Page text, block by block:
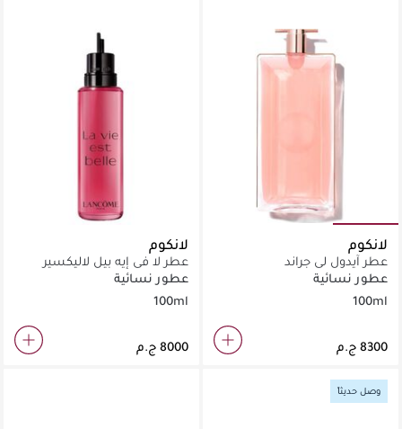
لانكوم
عطر آيدول لي جراند
عطور نسائية
100ml
لانكوم
عطر لا في إيه بيل لاليكسير
إعادة تعبئة
عطور نسائية
100ml
وصل حديثاً